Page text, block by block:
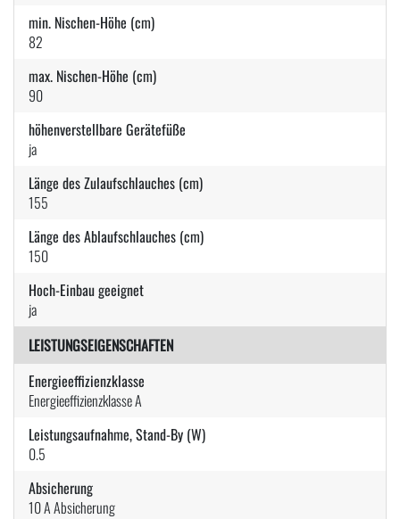
min. Nischen-Höhe (cm)
82
max. Nischen-Höhe (cm)
90
höhenverstellbare Gerätefüße
ja
Länge des Zulaufschlauches (cm)
155
Länge des Ablaufschlauches (cm)
150
Hoch-Einbau geeignet
ja
LEISTUNGSEIGENSCHAFTEN
Energieeffizienzklasse
Energieeffizienzklasse A
Leistungsaufnahme, Stand-By (W)
0.5
Absicherung
10 A Absicherung